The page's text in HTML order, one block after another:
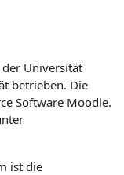
Universität
betrieben. Die
Software Moodle.
ist die